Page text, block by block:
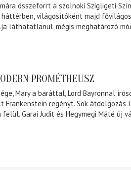
összeforrt a szolnoki Szigligeti
világosítóként majd
láthatatlanul, mégis meghatározó
PROMÉTHEUSZ
Mary a baráttal, Lord Bayronnal
Frankenstein regényt. Sok átdolgozás
Garai Judit és Hegymegi Máté új